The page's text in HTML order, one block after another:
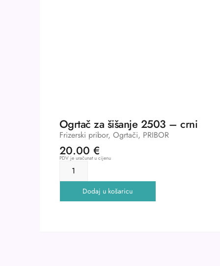
Ogrtač za šišanje 2503 – crni
Frizerski pribor, Ogrtači, PRIBOR
20.00 €
PDV je uračunat u cijenu
Dodaj u košaricu